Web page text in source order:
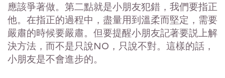
應該爭著做。第二點就是小朋友犯錯，我們要指正
他。在指正的過程中，盡量用到溫柔而堅定，需要
嚴肅的時候要嚴肅。但要提醒小朋友記著要説上解
決方法，而不是只說NO，只說不對。這樣的話，
小朋友是不會進步的。